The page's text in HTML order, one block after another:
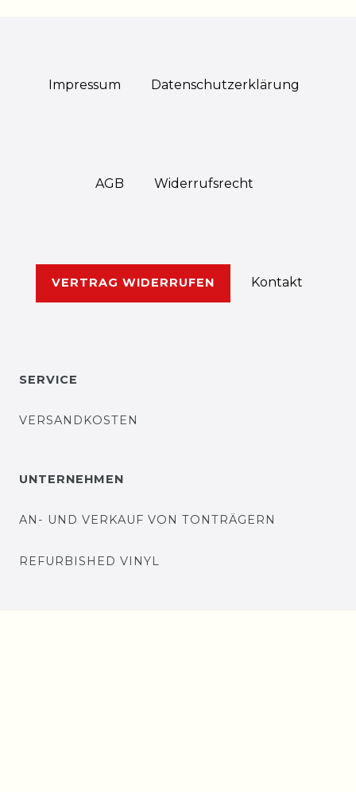
Impressum Daten­schutz­erklärung
AGB Widerrufs­recht
VERTRAG WIDERRUFEN Kontakt
SERVICE
VERSANDKOSTEN
UNTERNEHMEN
AN- UND VERKAUF VON TONTRÄGERN
REFURBISHED VINYL